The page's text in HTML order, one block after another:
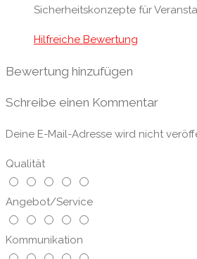
Sicherheitskonzepte für
Hilfreiche Bewertung
Bewertung hinzufügen
Schreibe einen Kommentar
Deine E-Mail-Adresse wird nicht
Qualität
Angebot/Service
Kommunikation